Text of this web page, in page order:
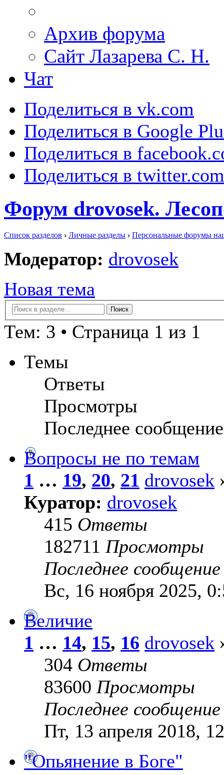
Архив форума
Сайт Лазарева С. Н.
Чат
Поделиться в vk.com
Поделиться в Google
Поделиться в
Поделиться в twitter.com
Форум drovosek.
Список разделов › Личные разделы › Персональные форумы
Модератор: drovosek
Новая тема
Тем: 3 • Страница 1 из 1
Темы
Ответы
Просмотры
Последнее сообщение
Вопросы не по темам
1 … 19, 20, 21 drovosek
Куратор: drovosek
415 Ответы
182711 Просмотры
Последнее
Вс, 16 ноября 2025,
Величие
1 … 14, 15, 16 drovosek
304 Ответы
83600 Просмотры
Последнее
Пт, 13 апреля 2018,
"Опьянение в Боге"